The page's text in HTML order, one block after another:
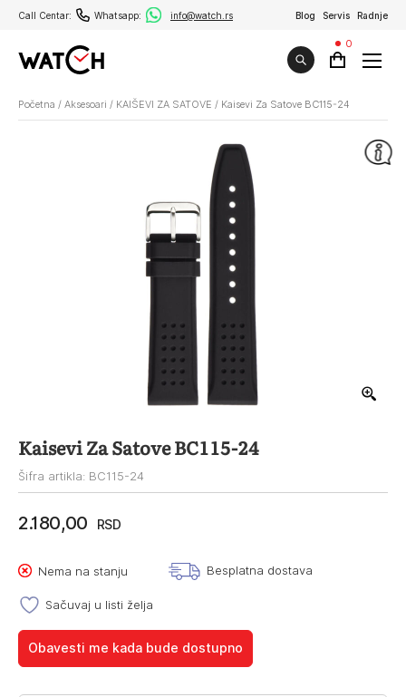
Call Centar: Whatsapp: info@watch.rs Blog Servis Radnje
0
Početna / Aksesoari / KAIŠEVI ZA SATOVE / Kaisevi Za Satove BC115-24
Kaisevi Za Satove BC115-24
Šifra artikla: BC115-24
2.180,00 RSD
Nema na stanju Besplatna dostava
Sačuvaj u listi želja
Obavesti me kada bude dostupno